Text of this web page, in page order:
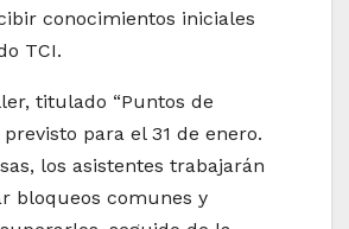
conocimientos iniciales
TCI.
titulado “Puntos de
previsto para el 31 de enero.
los asistentes trabajarán
bloqueos comunes y